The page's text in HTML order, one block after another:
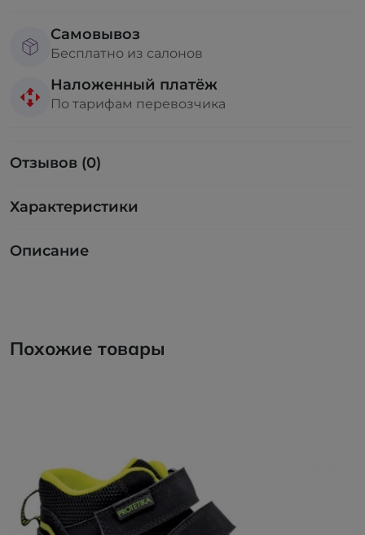
Самовывоз
Бесплатно из салонов
Наложенный платёж
По тарифам перевозчика
Отзывов (0)
Характеристики
Описание
Похожие товары